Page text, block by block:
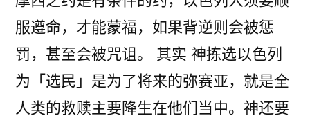
服遵命，才能蒙福，如果背逆则会被惩
罚，甚至会被咒诅。 其实 神拣选以色列
为「选民」是为了将来的弥赛亚，就是全
人类的救赎主要降生在他们当中。神还要